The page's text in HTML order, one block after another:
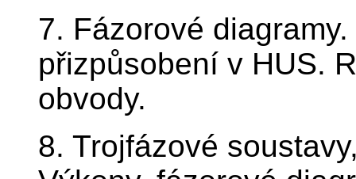
7. Fázorové
přizpůsobení v HUS.
obvody.
8. Trojfázové